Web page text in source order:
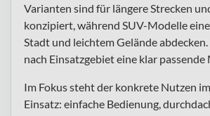
Varianten sind für längere Strecken
konzipiert, während SUV-Modelle
Stadt und leichtem Gelände
nach Einsatzgebiet eine klar
Im Fokus steht der konkrete Nutzen
Einsatz: einfache Bedienung,